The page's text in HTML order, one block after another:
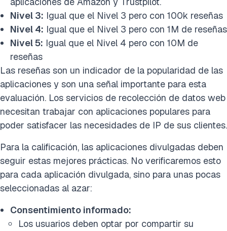
Nivel 3: Igual que el Nivel 3 pero con 100k reseñas
Nivel 4: Igual que el Nivel 3 pero con 1M de reseñas
Nivel 5: Igual que el Nivel 4 pero con 10M de
reseñas
Las reseñas son un indicador de la popularidad de las
aplicaciones y son una señal importante para esta
evaluación. Los servicios de recolección de datos web
necesitan trabajar con aplicaciones populares para
poder satisfacer las necesidades de IP de sus clientes.
Para la calificación, las aplicaciones divulgadas deben
seguir estas mejores prácticas. No verificaremos esto
para cada aplicación divulgada, sino para unas pocas
seleccionadas al azar:
Consentimiento informado:
Los usuarios deben optar por compartir su